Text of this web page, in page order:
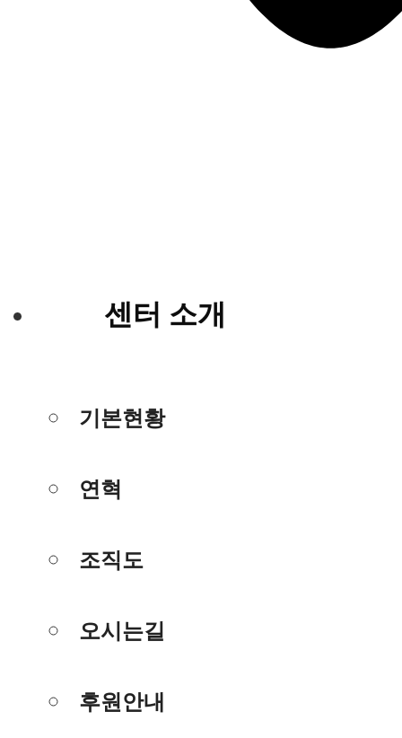
센터 소개
기본현황
연혁
조직도
오시는길
후원안내